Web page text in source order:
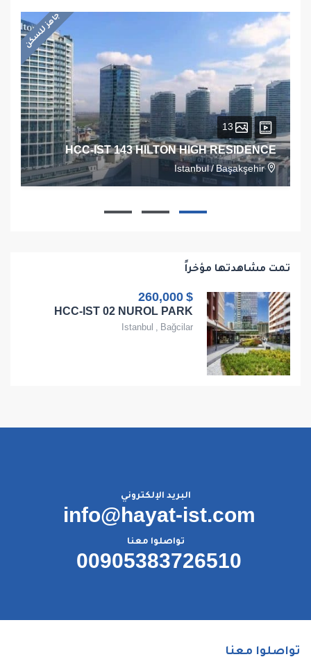
جاهز للسكن
HCC-IST 143 HILTON HIGH RESIDENCE
Istanbul / Başakşehir
تمت مشاهدتها مؤخراً
$ 260,000
HCC-IST 02 NUROL PARK
Istanbul , Bağcilar
البريد الإلكتروني
info@hayat-ist.com
تواصلوا معنا
00905383726510
تواصلوا معنا